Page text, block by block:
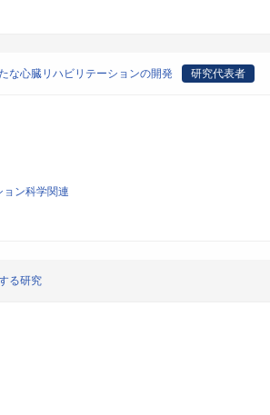
な心臓リハビリテーションの開発 研究代表者
ン科学関連
る研究